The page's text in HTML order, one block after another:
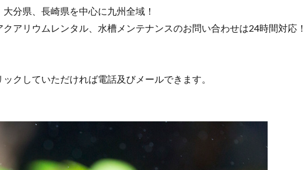
分県、長崎県を中心に九州全域！
アリウムレンタル、水槽メンテナンスのお問い合わせは24時間対応！
クしていただければ電話及びメールできます。